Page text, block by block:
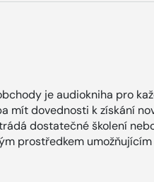
je audiokniha pro
mít dovednosti k získání
dostatečné školení
prostředkem